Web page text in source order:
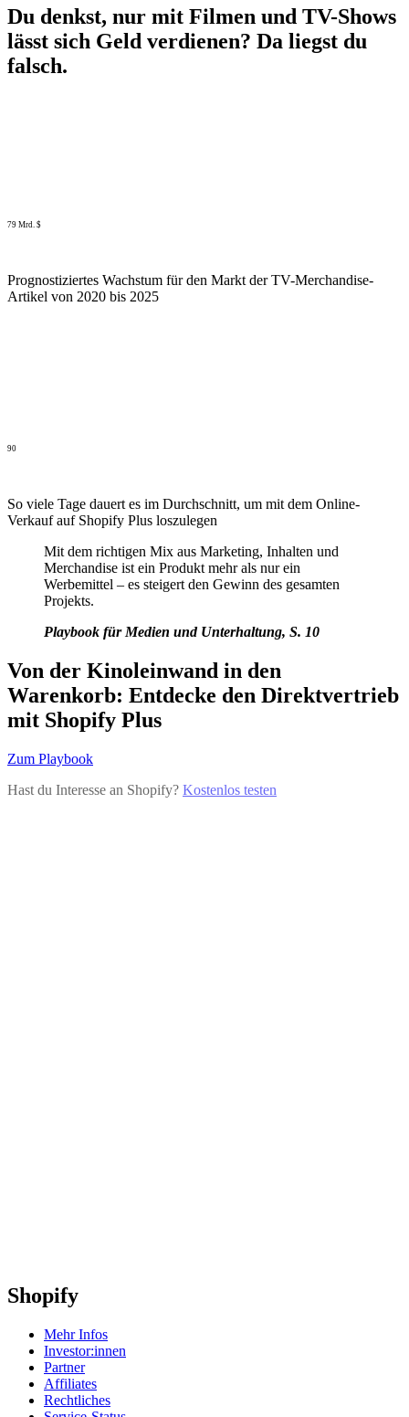
Du denkst, nur mit Filmen und TV-Shows
lässt sich Geld verdienen? Da liegst du
falsch.
79 Mrd. $
Prognostiziertes Wachstum für den Markt der TV-Merchandise-
Artikel von 2020 bis 2025
90
So viele Tage dauert es im Durchschnitt, um mit dem Online-
Verkauf auf Shopify Plus loszulegen
Mit dem richtigen Mix aus Marketing, Inhalten und
Merchandise ist ein Produkt mehr als nur ein
Werbemittel – es steigert den Gewinn des gesamten
Projekts.
Playbook für Medien und Unterhaltung, S. 10
Von der Kinoleinwand in den
Warenkorb: Entdecke den Direktvertrieb
mit Shopify Plus
Zum Playbook
Hast du Interesse an Shopify? Kostenlos testen
Shopify
Mehr Infos
Investor:innen
Partner
Affiliates
Rechtliches